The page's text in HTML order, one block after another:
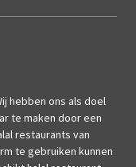
hebben ons als doel
te maken door een
restaurants van
te gebruiken kunnen